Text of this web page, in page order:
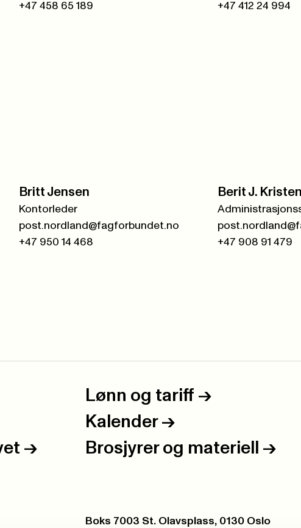
+47 458 65 189
+47 412 24 994
Britt Jensen
Kontorleder
post.nordland@fagforbundet.no
+47 950 14 468
Berit J.
+47 908 91 479
Lønn og tariff ->
Kalender ->
-> Brosjyrer og materiell ->
Postboks:
Boks 7003 St. Olavsplass, 0130 Oslo